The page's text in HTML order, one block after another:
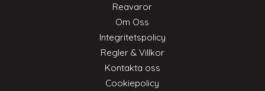
Reavaror
Om Oss
Integritetspolicy
Regler & Villkor
Kontakta oss
Cookiepolicy